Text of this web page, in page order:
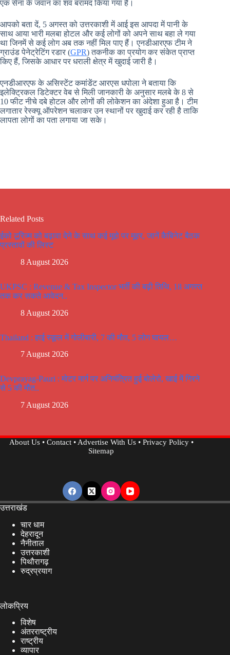
एक सेना के जवान का शव बरामद किया गया है।
आपको बता दें, 5 अगस्त को उत्तरकाशी में आई इस आपदा में पानी के
साथ आया भारी मलबा होटल और कई लोगों को अपने साथ बहा ले गया
था जिनमें से कई लोग अब तक नहीं मिल पाए हैं। एनडीआरएफ टीम ने
ग्राउंड पेनेट्रेटिंग रडार (GPR) तकनीक का प्रयोग कर संकेत प्राप्त
किए हैं, जिसके आधार पर धराली क्षेत्र में खुदाई जारी है।
एनडीआरएफ के असिस्टेंट कमांडेंट आरएस धपोला ने बताया कि
इलेक्ट्रिकल डिटेक्टर वेब से मिली जानकारी के अनुसार मलबे के 8 से
10 फीट नीचे दबे होटल और लोगों की लोकेशन का अंदेशा हुआ है। टीम
लगातार रेस्क्यू ऑपरेशन चलाकर उन स्थानों पर खुदाई कर रही है ताकि
लापता लोगों का पता लगाया जा सके।
Related Posts
ईको टूरिज्म को बढ़ावा देने के साथ कई मूद्दो पर मूहर, जानें कैबिनेट बैठक
प्रस्तावों की लिस्ट
8 August 2026
UKPSC : Revenue & Tax Inspector भर्ती की बढ़ी तिथि, 18 अगस्त
तक कर सकते आवेदन..
8 August 2026
Thailand : हाई स्कूल में गोलीबारी, 7 की मौत, 5 लोग घायल…
7 August 2026
Devprayag-Pauri : मोटर मार्ग पर अनियंत्रित हुई बोलेरो, खाई में गिरने
से 5 की मौत..
7 August 2026
About Us• Contact•Advertise With Us• Privacy Policy•
Sitemap
उत्तराखंड
चार धाम
देहरादून
नैनीताल
उत्तरकाशी
पिथौरागढ़
रुद्रप्रयाग
लोकप्रिय
विशेष
अंतरराष्ट्रीय
राष्ट्रीय
व्यापार